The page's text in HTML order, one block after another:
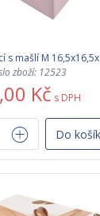
s mašlí M
zboží: 12523
Kč s DPH
Do